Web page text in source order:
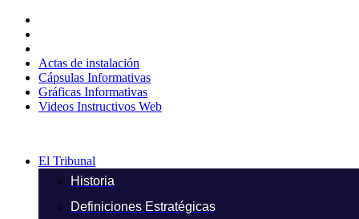
contenido
Actas de instalación
Cápsulas Informativas
Gráficas Informativas
Videos Instructivos Web
El Tribunal
Historia
Definiciones Estratégicas